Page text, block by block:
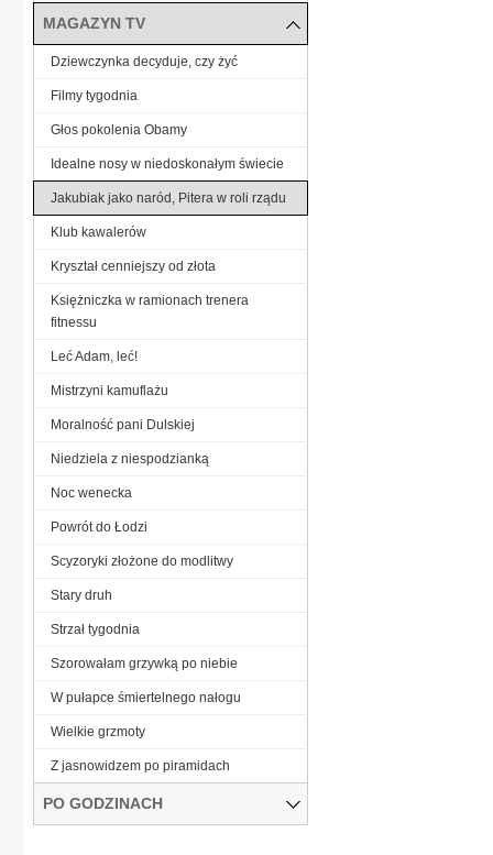
MAGAZYN TV
Dziewczynka decyduje, czy żyć
Filmy tygodnia
Głos pokolenia Obamy
Idealne nosy w niedoskonałym świecie
Jakubiak jako naród, Pitera w roli rządu
Klub kawalerów
Kryształ cenniejszy od złota
Księżniczka w ramionach trenera
fitnessu
Leć Adam, leć!
Mistrzyni kamuflażu
Moralność pani Dulskiej
Niedziela z niespodzianką
Noc wenecka
Powrót do Łodzi
Scyzoryki złożone do modlitwy
Stary druh
Strzał tygodnia
Szorowałam grzywką po niebie
W pułapce śmiertelnego nałogu
Wielkie grzmoty
Z jasnowidzem po piramidach
PO GODZINACH